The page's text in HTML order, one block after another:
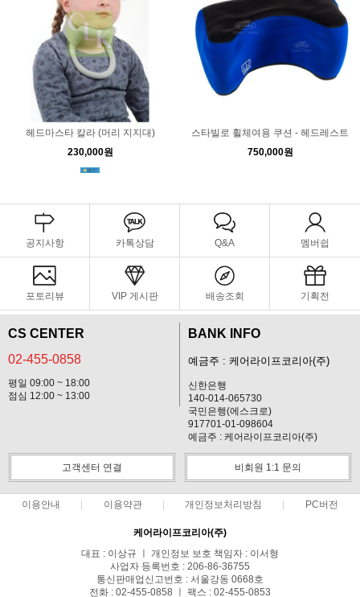
헤드마스타 칼라 (머리 지지대)
230,000원
스타빌로 휠체여용 쿠션 - 헤드레스트
750,000원
공지사항 카톡상담 Q&A 멤버쉽
포토리뷰 VIP 게시판 배송조회 기획전
CS CENTER
02-455-0858
평일 09:00 ~ 18:00
점심 12:00 ~ 13:00
BANK INFO
예금주 : 케어라이프코리아(주)
신한은행
140-014-065730
국민은행(에스크로)
917701-01-098604
예금주 : 케어라이프코리아(주)
고객센터 연결 비회원 1:1 문의
이용안내 이용약관 개인정보처리방침 PC버전
케어라이프코리아(주)
대표 : 이상규 ㅣ 개인정보 보호 책임자 : 이서형
사업자 등록번호 : 206-86-36755
통신판매업신고번호 : 서울강동 0668호
전화 : 02-455-0858 ㅣ 팩스 : 02-455-0853